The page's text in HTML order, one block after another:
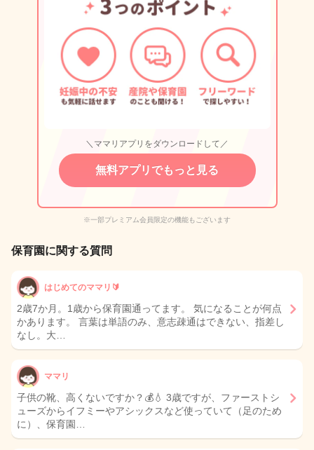
＼ママリアプリをダウンロードして／
無料アプリでもっと見る
※一部プレミアム会員限定の機能もございます
保育園に関する質問
はじめてのママリ🔰
2歳7か月。1歳から保育園通ってます。 気になることが何点
かあります。 言葉は単語のみ、意志疎通はできない、指差し
なし。大…
ママリ
子供の靴、高くないですか？💰💧 3歳ですが、ファーストシ
ューズからイフミーやアシックスなど使っていて（足のため
に）、保育園…